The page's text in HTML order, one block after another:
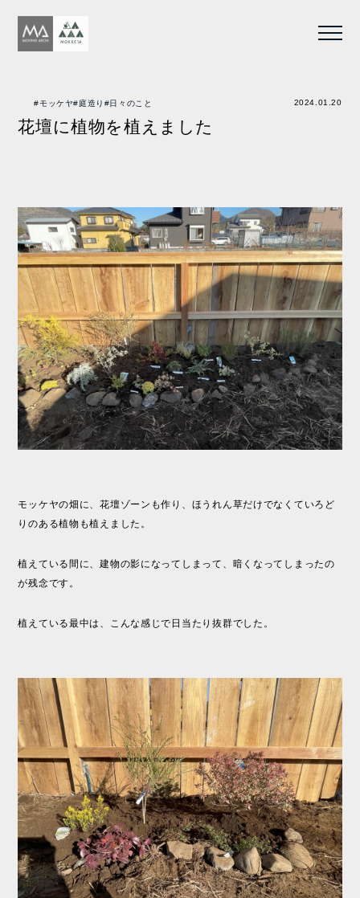
#モッケヤ#庭造り #日々のこと 2024.01.20
花壇に植物を植えました
モッケヤの畑に、花壇ゾーンも作り、ほうれん草だけでなくていろど
りのある植物も植えました。
植えている間に、建物の影になってしまって、暗くなってしまったの
が残念です。
植えている最中は、こんな感じで日当たり抜群でした。